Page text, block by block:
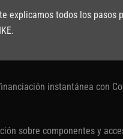
explicamos todos los
instantánea con
sobre componentes y